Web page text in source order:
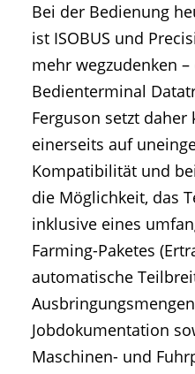
Bei der Bedienung
ist ISOBUS und
mehr wegzudenken –
Bedienterminal
Ferguson setzt
einerseits auf
Kompatibilität und
die Möglichkeit, das
inklusive eines
Farming-Paketes
automatische
Jobdokumentation
Maschinen- und